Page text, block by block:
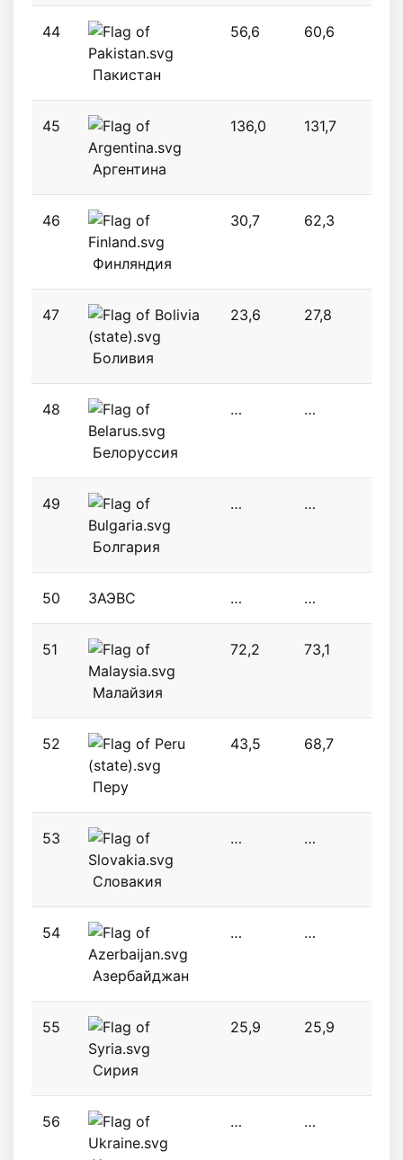
44
Пакистан
56,6 60,6
45
Аргентина
136,0 131,7
46
Финляндия
30,7 62,3
47
Боливия
23,6 27,8
48
Белоруссия
… …
49
Болгария
… …
50 ЗАЭВС … …
51
Малайзия
72,2 73,1
52
Перу
43,5 68,7
53
Словакия
… …
54
Азербайджан
… …
55
Сирия
25,9 25,9
56 … …